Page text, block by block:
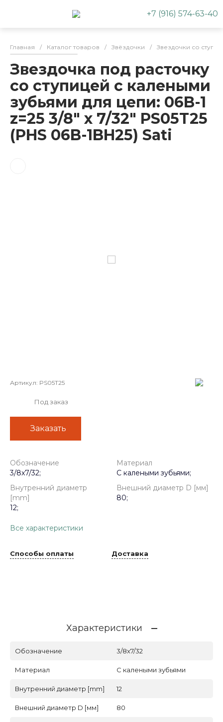
+7 (916) 574-63-40
Главная / Каталог товаров / Звёздочки / Звездочки со
Звездочка под расточку
со ступицей с калеными
зубьями для цепи: 06B-1
z=25 3/8" x 7/32" PS05T25
(PHS 06B-1BH25) Sati
Артикул: PS05T25
Под заказ
Заказать
Обозначение
3/8x7/32;
Материал
С калеными зубьями;
Внутренний диаметр
[mm]
12;
Внешний диаметр D [мм]
80;
Все характеристики
Способы оплаты Доставка
Характеристики
Обозначение 3/8x7/32
Материал С калеными зубьями
Внутренний диаметр [mm] 12
Внешний диаметр D [мм] 80